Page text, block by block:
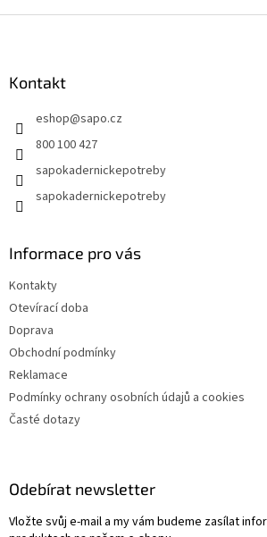
Kontakt
eshop@sapo.cz
800 100 427
sapokadernickepotreby
sapokadernickepotreby
Informace pro vás
Kontakty
Otevírací doba
Doprava
Obchodní podmínky
Reklamace
Podmínky ochrany osobních údajů a cookies
Časté dotazy
Odebírat newsletter
Vložte svůj e-mail a my vám budeme zasílat